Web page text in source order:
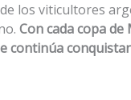
los viticultores
Con cada copa
continúa